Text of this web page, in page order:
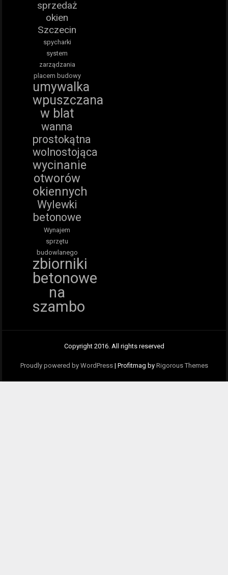
sprzedaż
okien
Szczecin
spycharki
system
zarządzania
placem budowy
umywalka
wpuszczana
w blat
wanna
prostokątna
wolnostojąca
wycinanie
otworów
okiennych
Wylewki
betonowe
Wynajem
sprzętu
budowlanego
zbiorniki
betonowe
na
szambo
Copyright 2016. All rights reserved
Proudly powered by WordPress | Profitmag by Rigorous Themes